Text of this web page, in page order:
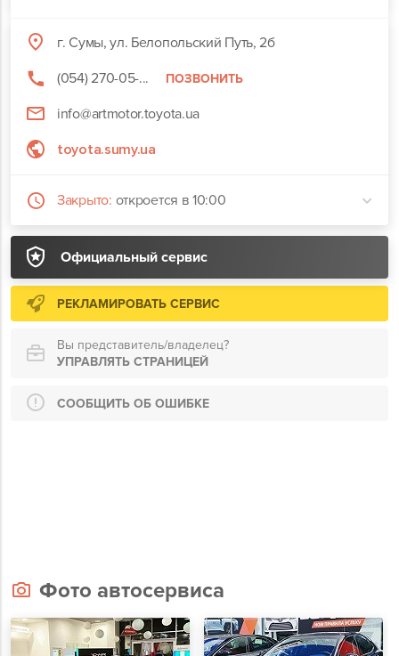
Официальный сервис
г. Сумы, ул. Белопольский Путь, 2б
(054) 270-05-...
ПОЗВОНИТЬ
info@artmotor.toyota.ua
toyota.sumy.ua
Закрыто: откроется в 10:00
РЕКЛАМИРОВАТЬ СЕРВИС
Вы представитель/владелец?
УПРАВЛЯТЬ СТРАНИЦЕЙ
СООБЩИТЬ ОБ ОШИБКЕ
Фото автосервиса